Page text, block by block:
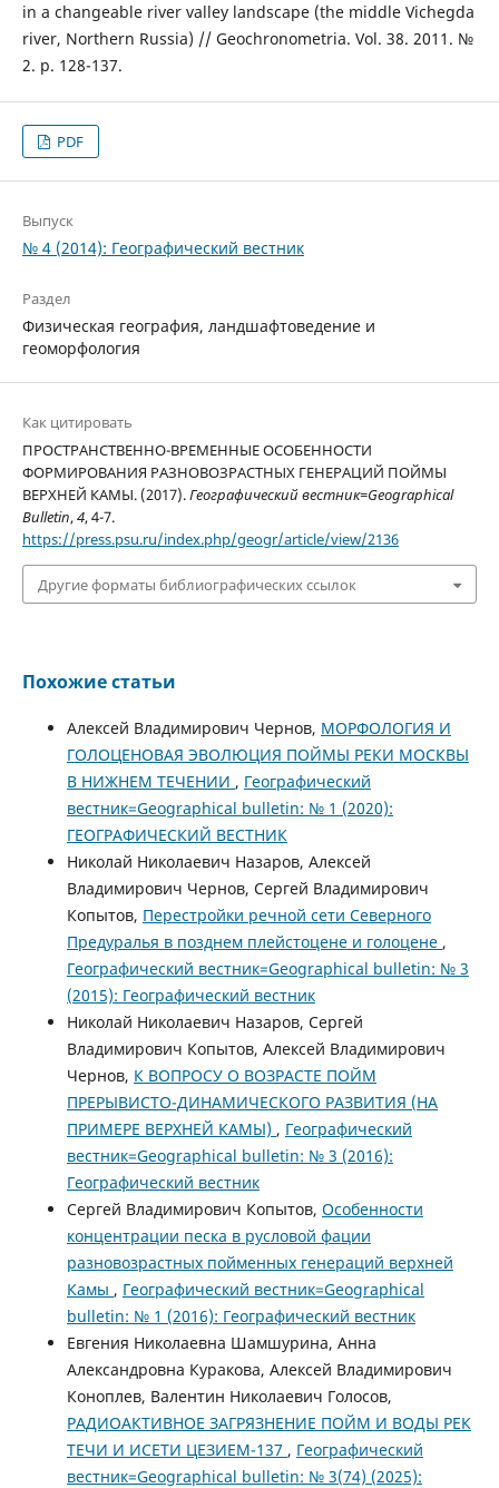
in a changeable river valley landscape (the middle Vichegda
river, Northern Russia) // Geochronometria. Vol. 38. 2011. №
2. p. 128-137.
PDF
Выпуск
№ 4 (2014): Географический вестник
Раздел
Физическая география, ландшафтоведение и
геоморфология
Как цитировать
ПРОСТРАНСТВЕННО-ВРЕМЕННЫЕ ОСОБЕННОСТИ
ФОРМИРОВАНИЯ РАЗНОВОЗРАСТНЫХ ГЕНЕРАЦИЙ ПОЙМЫ
ВЕРХНЕЙ КАМЫ. (2017).Географический вестник=Geographical
Bulletin,4, 4-7.
https://press.psu.ru/index.php/geogr/article/view/2136
Другие форматы библиографических ссылок
Похожие статьи
Алексей Владимирович Чернов, МОРФОЛОГИЯ И
ГОЛОЦЕНОВАЯ ЭВОЛЮЦИЯ ПОЙМЫ РЕКИ МОСКВЫ
В НИЖНЕМ ТЕЧЕНИИ , Географический
вестник=Geographical bulletin: № 1 (2020):
ГЕОГРАФИЧЕСКИЙ ВЕСТНИК
Николай Николаевич Назаров, Алексей
Владимирович Чернов, Сергей Владимирович
Копытов, Перестройки речной сети Северного
Предуралья в позднем плейстоцене и голоцене ,
Географический вестник=Geographical bulletin: № 3
(2015): Географический вестник
Николай Николаевич Назаров, Сергей
Владимирович Копытов, Алексей Владимирович
Чернов, К ВОПРОСУ О ВОЗРАСТЕ ПОЙМ
ПРЕРЫВИСТО-ДИНАМИЧЕСКОГО РАЗВИТИЯ (НА
ПРИМЕРЕ ВЕРХНЕЙ КАМЫ) , Географический
вестник=Geographical bulletin: № 3 (2016):
Географический вестник
Сергей Владимирович Копытов, Особенности
концентрации песка в русловой фации
разновозрастных пойменных генераций верхней
Камы , Географический вестник=Geographical
bulletin: № 1 (2016): Географический вестник
Евгения Николаевна Шамшурина, Анна
Александровна Куракова, Алексей Владимирович
Коноплев, Валентин Николаевич Голосов,
РАДИОАКТИВНОЕ ЗАГРЯЗНЕНИЕ ПОЙМ И ВОДЫ РЕК
ТЕЧИ И ИСЕТИ ЦЕЗИЕМ-137 , Географический
вестник=Geographical bulletin: № 3(74) (2025):